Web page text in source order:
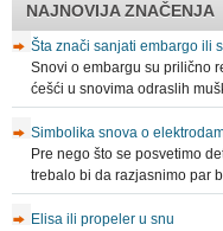
NAJNOVIJA ZNAČENJA
Šta znači sanjati embargo ili
Snovi o embargu su prilično
ćešći u snovima odraslih
Simbolika snova o
Pre nego što se posvetimo
trebalo bi da razjasnimo par
Elisa ili propeler u snu